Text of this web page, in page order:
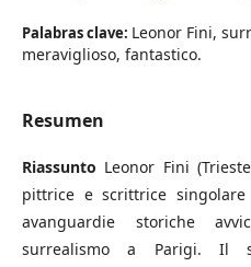
Palabras clave: Leonor Fini,
meraviglioso, fantastico.
Resumen
Riassunto Leonor Fini
pittrice e scrittrice
avanguardie storiche
surrealismo a Parigi. Il